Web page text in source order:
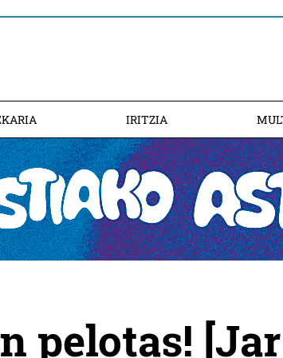
IRITZIA
pelotas!